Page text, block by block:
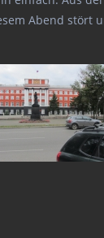
Abend stört